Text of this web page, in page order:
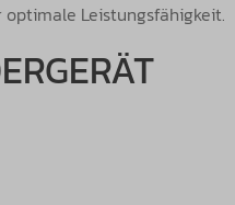
Leistungsfähigkeit.